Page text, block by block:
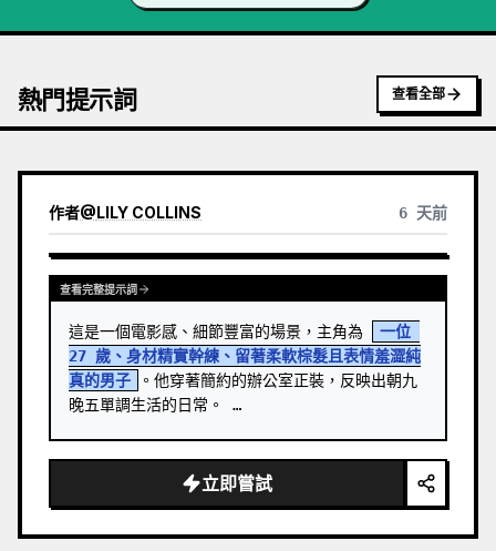
熱門提示詞 查看全部
作者@LILY COLLINS 6 天前
查看完整提示詞
這是一個電影感、細節豐富的場景，主角為
一位
27 歲、身材精實幹練、留著柔軟棕髮且表情羞澀純
真的男子
。他穿著簡約的辦公室正裝，反映出朝九
晚五單調生活的日常。 …
立即嘗試